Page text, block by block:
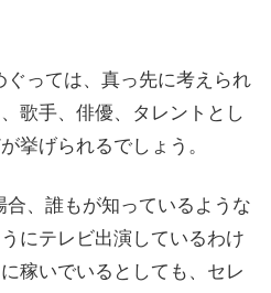
ぐっては、真っ先に考えられ
歌手、俳優、タレントとし
挙げられるでしょう。
合、誰もが知っているような
にテレビ出演しているわけ
稼いでいるとしても、セレ